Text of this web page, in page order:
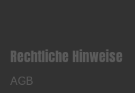
Rechtliche Hinweise
AGB